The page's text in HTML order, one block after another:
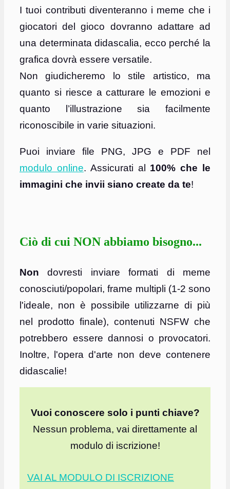
I tuoi contributi diventeranno i meme che i
giocatori del gioco dovranno adattare ad
una determinata didascalia, ecco perché la
grafica dovrà essere versatile.
Non giudicheremo lo stile artistico, ma
quanto si riesce a catturare le emozioni e
quanto l’illustrazione sia facilmente
riconoscibile in varie situazioni.
Puoi inviare file PNG, JPG e PDF nel
modulo online. Assicurati al 100% che le
immagini che invii siano create da te!
Ciò di cui NON abbiamo bisogno...
Non dovresti inviare formati di meme
conosciuti/popolari, frame multipli (1-2 sono
l'ideale, non è possibile utilizzarne di più
nel prodotto finale), contenuti NSFW che
potrebbero essere dannosi o provocatori.
Inoltre, l'opera d'arte non deve contenere
didascalie!
Vuoi conoscere solo i punti chiave?
Nessun problema, vai direttamente al
modulo di iscrizione!
VAI AL MODULO DI ISCRIZIONE